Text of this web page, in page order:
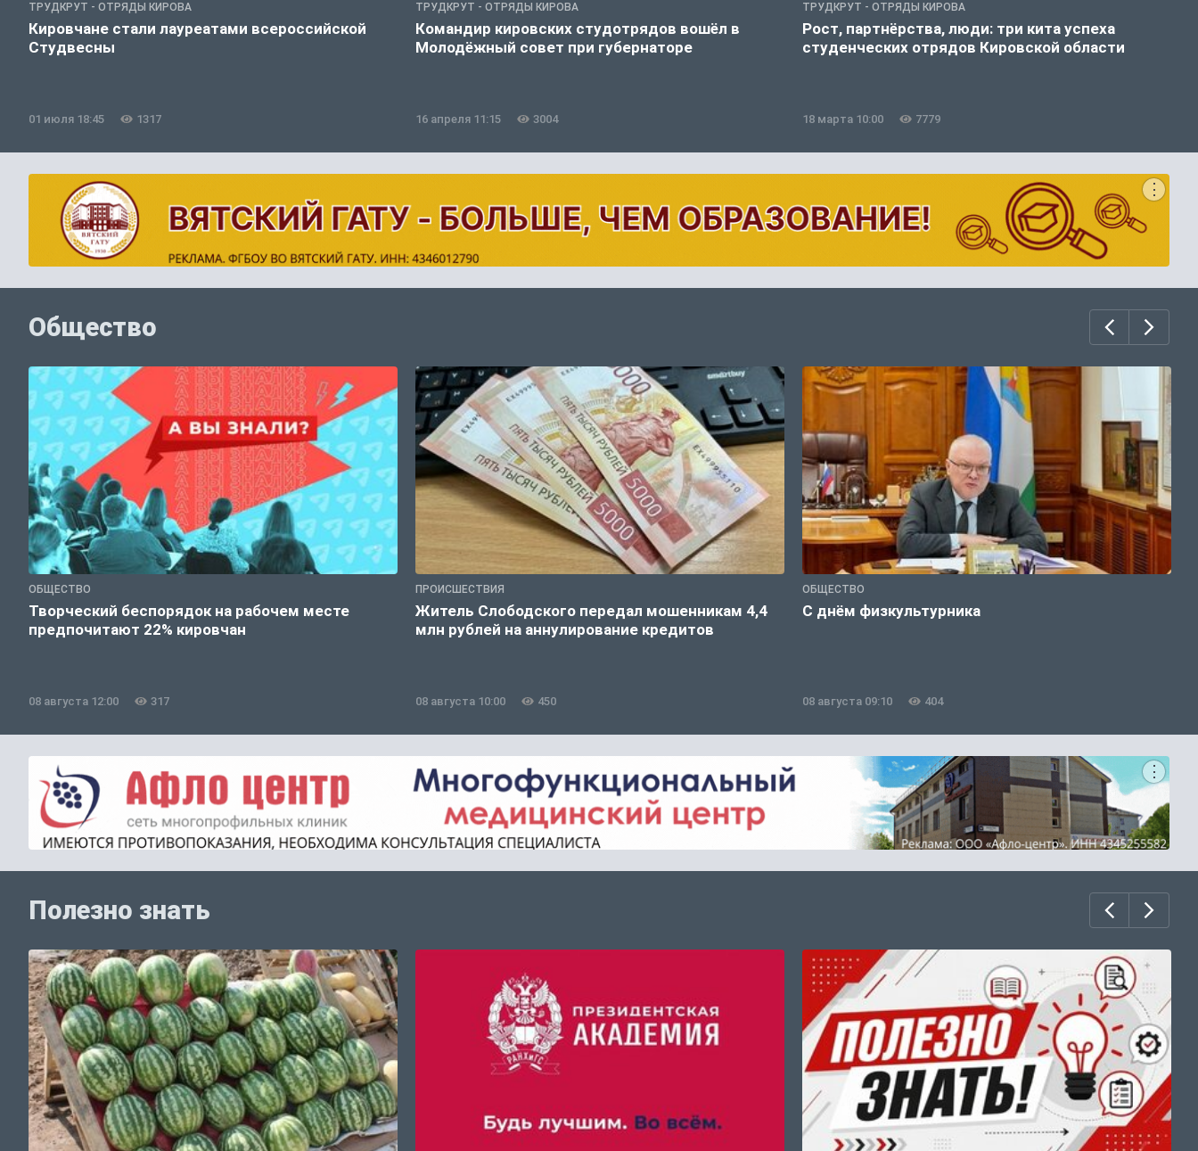
ТРУДКРУТ - ОТРЯДЫ КИРОВА
Кировчане стали лауреатами всероссийской
Студвесны
01 июля 18:45 1317
ТРУДКРУТ - ОТРЯДЫ КИРОВА
Командир кировских студотрядов вошёл в
Молодёжный совет при губернаторе
16 апреля 11:15 3004
ТРУДКРУТ - ОТРЯДЫ КИРОВА
Рост, партнёрства, люди: три кита успеха
студенческих отрядов Кировской области
18 марта 10:00 7779
Общество
ОБЩЕСТВО
Творческий беспорядок на рабочем месте
предпочитают 22% кировчан
08 августа 12:00 317
ПРОИСШЕСТВИЯ
Житель Слободского передал мошенникам 4,4
млн рублей на аннулирование кредитов
08 августа 10:00 450
ОБЩЕСТВО
С днём физкультурника
08 августа 09:10 404
Полезно знать